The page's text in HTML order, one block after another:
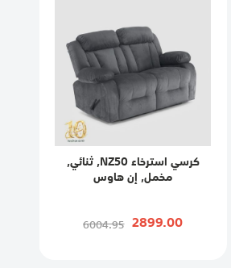
كرسي استرخاء NZ50, ثنائي,
مخمل, إن هاوس
2899.00
6004.95